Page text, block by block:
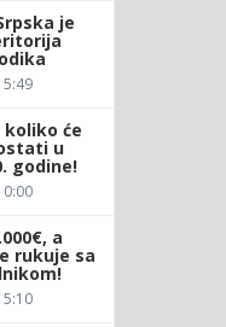
je
će
u
godine!
a
rukuje sa